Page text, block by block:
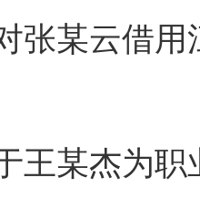
张某云借
某杰为职